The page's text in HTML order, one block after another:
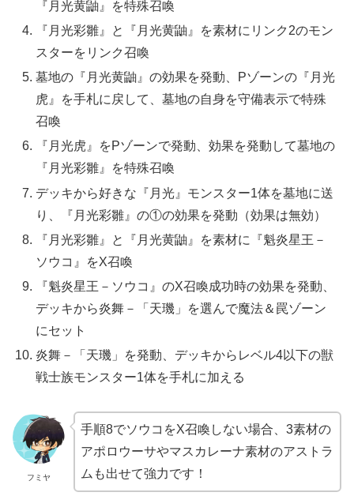
『月光黄鼬』を特殊召喚
『月光彩雛』と『月光黄鼬』を素材にリンク2のモン
スターをリンク召喚
墓地の『月光黄鼬』の効果を発動、Pゾーンの『月光
虎』を手札に戻して、墓地の自身を守備表示で特殊
召喚
『月光虎』をPゾーンで発動、効果を発動して墓地の
『月光彩雛』を特殊召喚
デッキから好きな『月光』モンスター1体を墓地に送
り、『月光彩雛』の①の効果を発動（効果は無効）
『月光彩雛』と『月光黄鼬』を素材に『魁炎星王－
ソウコ』をX召喚
『魁炎星王－ソウコ』のX召喚成功時の効果を発動、
デッキから炎舞－「天璣」を選んで魔法＆罠ゾーン
にセット
炎舞－「天璣」を発動、デッキからレベル4以下の獣
戦士族モンスター1体を手札に加える
フミヤ
手順8でソウコをX召喚しない場合、3素材の
アポロウーサやマスカレーナ素材のアストラ
ムも出せて強力です！